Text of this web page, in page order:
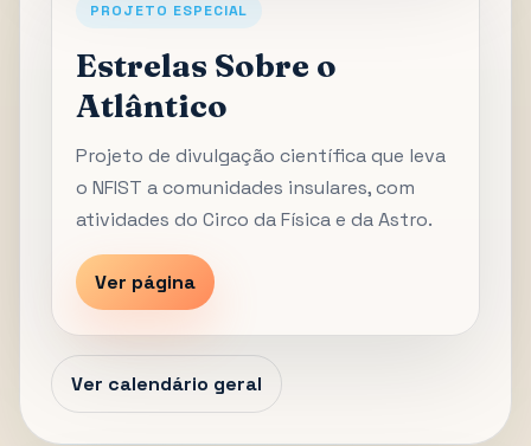
PROJETO ESPECIAL
Estrelas Sobre o
Atlântico
Projeto de divulgação científica que leva
o NFIST a comunidades insulares, com
atividades do Circo da Física e da Astro.
Ver página
Ver calendário geral